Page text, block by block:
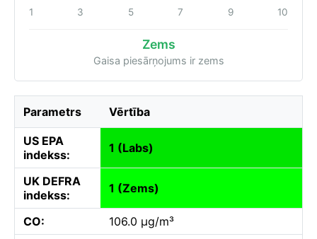
1 3 5 7 9 10
Zems
Gaisa piesārņojums ir zems
Parametrs Vērtība
US EPA
indekss:
1 (Labs)
UK DEFRA
indekss:
1 (Zems)
CO:
106.0 µg/m³